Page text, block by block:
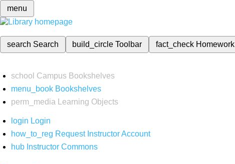
menu
search Search build_circleToolbar fact_check Homework
school Campus Bookshelves
menu_book Bookshelves
perm_media
Learning Objects
login Login
how_to_reg Request Instructor Account
hub Instructor Commons